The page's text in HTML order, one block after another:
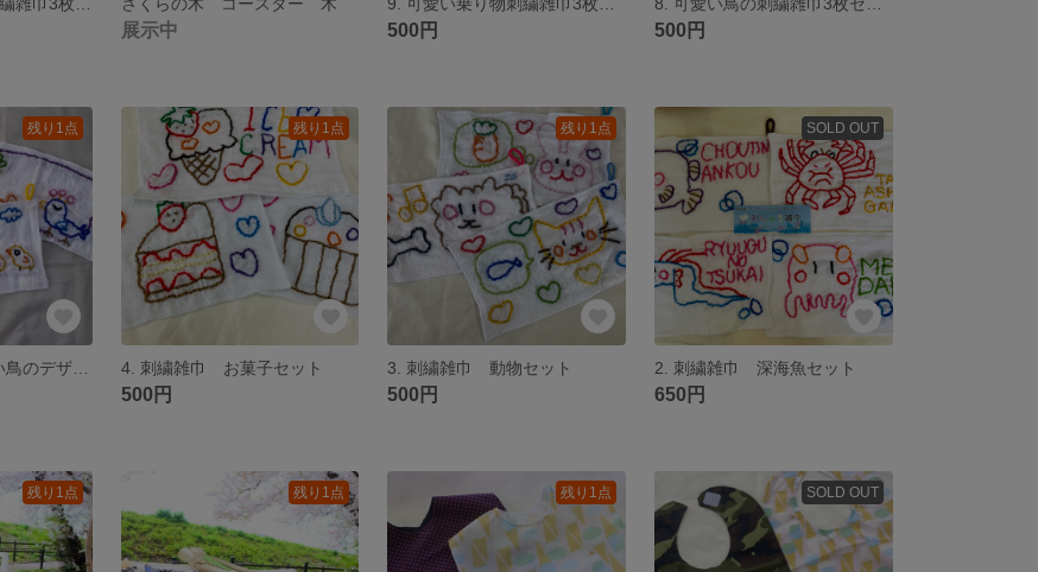
展示中 500円 500円
残り1点
5. 刺繍雑巾 可愛い鳥のデザインのセット
残り1点
4. 刺繍雑巾 お菓子セット
500円
残り1点
3. 刺繍雑巾 動物セット
500円
SOLD OUT
2. 刺繍雑巾 深海魚セット
650円
残り1点 残り1点 残り1点 SOLD OUT